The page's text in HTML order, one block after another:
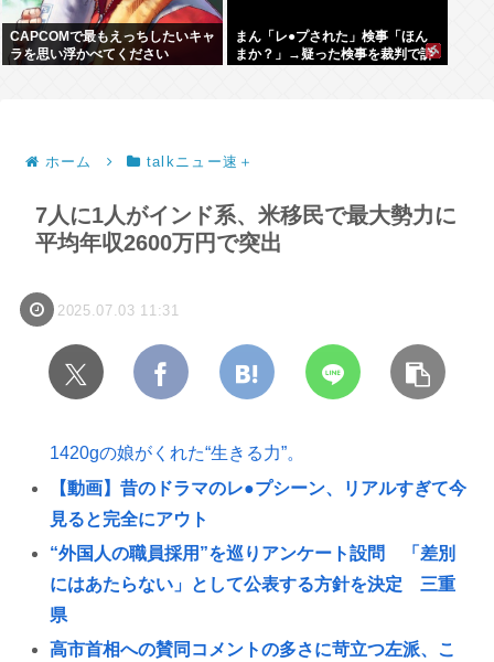
CAPCOMで最もえっちしたいキャ
ラを思い浮かべてください
まん「レ●プされた」検事「ほん
まか？」→疑った検事を裁判で訴
ホーム talkニュー速＋
7人に1人がインド系、米移民で最大勢力に
平均年収2600万円で突出
2025.07.03 11:31
1420gの娘がくれた“生きる力”。
【動画】昔のドラマのレ●プシーン、リアルすぎて今
見ると完全にアウト
“外国人の職員採用”を巡りアンケート設問 「差別
にはあたらない」として公表する方針を決定 三重
県
高市首相への賛同コメントの多さに苛立つ左派、こ